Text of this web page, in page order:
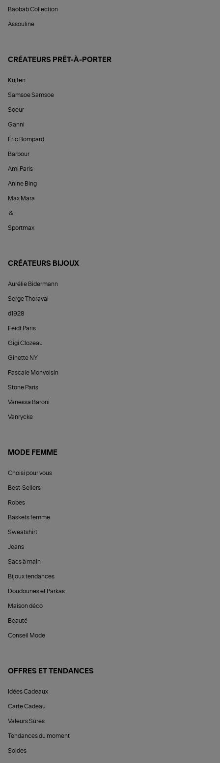
Baobab Collection
Assouline
CRÉATEURS PRÊT-À-PORTER
Kujten
Samsoe Samsoe
Soeur
Ganni
Éric Bompard
Barbour
Ami Paris
Anine Bing
Max Mara
&
Sportmax
CRÉATEURS BIJOUX
Aurélie Bidermann
Serge Thoraval
d1928
Feidt Paris
Gigi Clozeau
Ginette NY
Pascale Monvoisin
Stone Paris
Vanessa Baroni
Vanrycke
MODE FEMME
Choisi pour vous
Best-Sellers
Robes
Baskets femme
Sweatshirt
Jeans
Sacs à main
Bijoux tendances
Doudounes et Parkas
Maison déco
Beauté
Conseil Mode
OFFRES ET TENDANCES
Idées Cadeaux
Carte Cadeau
Valeurs Sûres
Tendances du moment
Soldes